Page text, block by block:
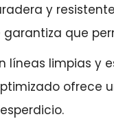
y
que
líneas limpias
ofrece